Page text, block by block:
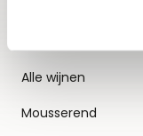
Alle wijnen
Mousserend